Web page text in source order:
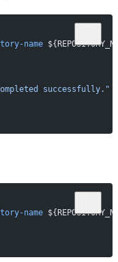
name
successfully."
name